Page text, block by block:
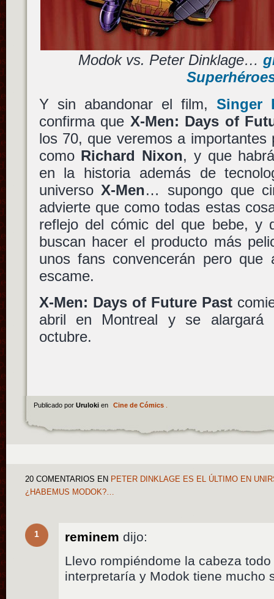
Modok vs. Peter Dinklage…
Y sin abandonar el film, Singer
confirma que X-Men: Days of
los 70, que veremos a importantes
como Richard Nixon, y que
en la historia además de
universo X-Men… supongo que
advierte que como todas estas
reflejo del cómic del que bebe, y
buscan hacer el producto más
unos fans convencerán pero
escame.
X-Men: Days of Future Past
abril en Montreal y se alargará
octubre.
Publicado por Uruloki en Cine de Cómics.
20 COMENTARIOS EN PETER DINKLAGE ES EL ÚLTIMO EN
¿HABEMUS MODOK?…
1 reminem dijo:
Llevo rompiéndome la cabeza
interpretaría y Modok tiene mucho